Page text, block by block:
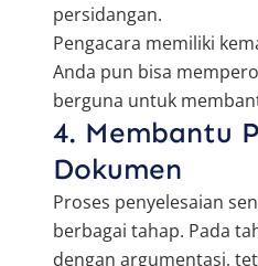
persidangan.
Pengacara memiliki
Anda pun bisa
berguna untuk
4. Membantu
Dokumen
Proses penyelesaian
berbagai tahap. Pada
dengan argumentasi,